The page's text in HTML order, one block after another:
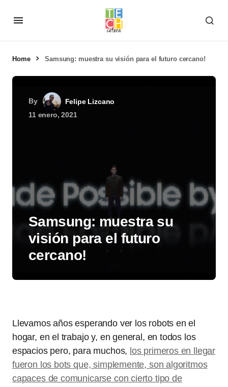
Home Samsung: muestra su visión para el futuro cercano!
By
Felipe Lizcano
11 enero, 2021
Samsung: muestra su
visión para el futuro
cercano!
Llevamos años esperando ver los robots en el
hogar, en el trabajo y, en general, en todos los
espacios pero, para muchos, los primeros en llegar
fueron los bots que, simplemente, son algoritmos
capaces de comunicarse con cierto tipo de